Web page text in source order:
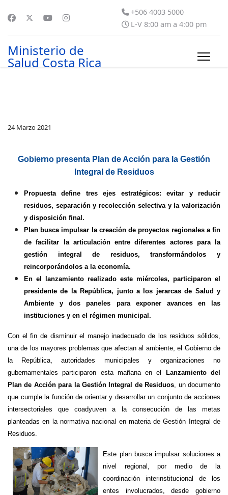
+506 4003 5000
L-V 8:00 am a 4:00 pm
Ministerio de
Salud Costa Rica
24 Marzo 2021
Gobierno presenta Plan de Acción para la Gestión
Integral de Residuos
Propuesta define tres ejes estratégicos: evitar y reducir
residuos, separación y recolección selectiva y la valorización
y disposición final.
Plan busca impulsar la creación de proyectos regionales a fin
de facilitar la articulación entre diferentes actores para la
gestión integral de residuos, transformándolos y
reincorporándolos a la economía.
En el lanzamiento realizado este miércoles, participaron el
presidente de la República, junto a los jerarcas de Salud y
Ambiente y dos paneles para exponer avances en las
instituciones y en el régimen municipal.
Con el fin de disminuir el manejo inadecuado de los residuos sólidos,
una de los mayores problemas que afectan al ambiente, el Gobierno de
la República, autoridades municipales y organizaciones no
gubernamentales participaron esta mañana en el
Lanzamiento del
Plan de Acción para la Gestión Integral de Residuos, un documento
que cumple la función de orientar y desarrollar un conjunto de acciones
intersectoriales que coadyuven a la consecución de las metas
planteadas en la normativa nacional en materia de Gestión Integral de
Residuos.
Este plan busca impulsar soluciones a
nivel regional, por medio de la
coordinación interinstitucional de los
entes involucrados, desde gobierno